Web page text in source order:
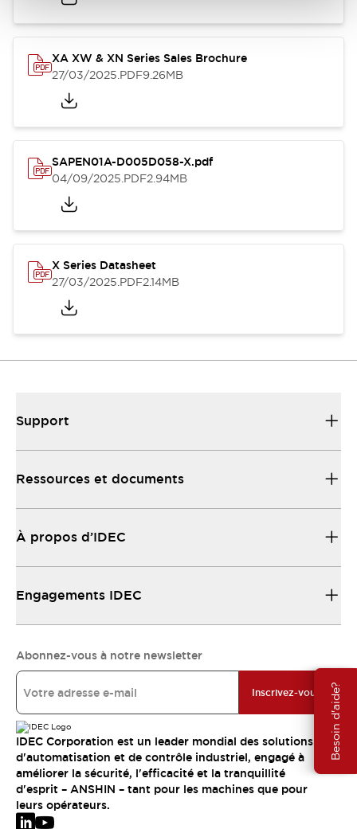
Besoin d'aide?
XA XW & XN Series Sales Brochure
27/03/2025.PDF9.26MB
SAPEN01A-D005D058-X.pdf
04/09/2025.PDF2.94MB
X Series Datasheet
27/03/2025.PDF2.14MB
Support
Ressources et documents
À propos d’IDEC
Engagements IDEC
Abonnez-vous à notre newsletter
Inscrivez-vous
IDEC Corporation est un leader mondial des solutions
d'automatisation et de contrôle industriel, engagé à
améliorer la sécurité, l'efficacité et la tranquillité
d'esprit – ANSHIN – tant pour les machines que pour
leurs opérateurs.